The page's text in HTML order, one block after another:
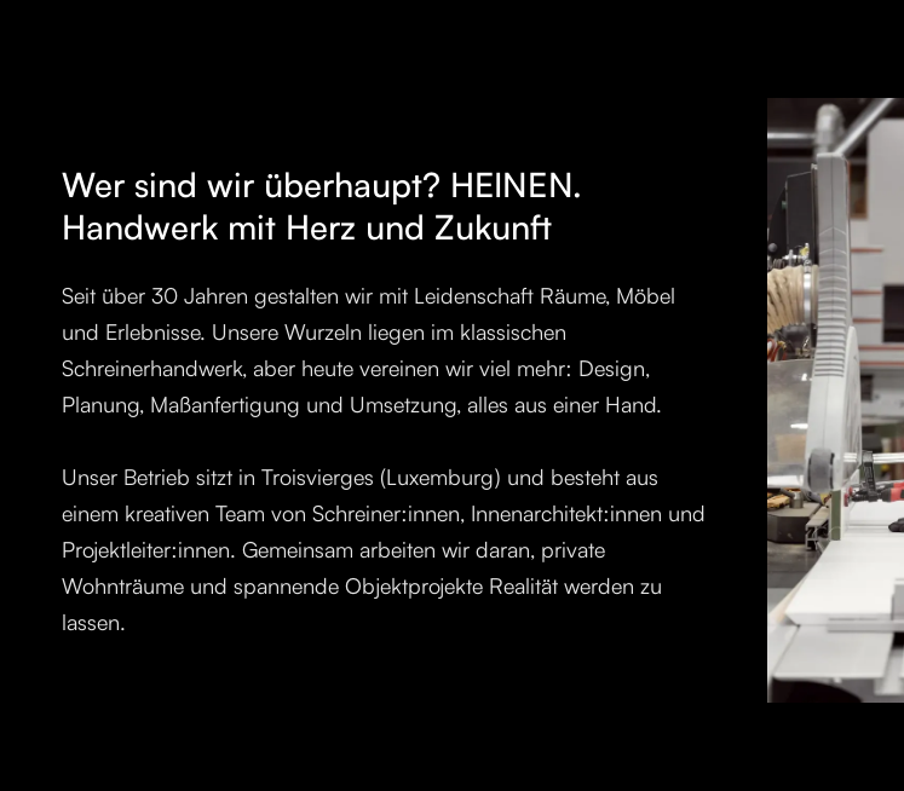
Wer sind wir überhaupt? HEINEN.
Handwerk mit Herz und Zukunft
Seit über 30 Jahren gestalten wir mit Leidenschaft Räume, Möbel
und Erlebnisse. Unsere Wurzeln liegen im klassischen
Schreinerhandwerk, aber heute vereinen wir viel mehr: Design,
Planung, Maßanfertigung und Umsetzung, alles aus einer Hand.
Unser Betrieb sitzt in Troisvierges (Luxemburg) und besteht aus
einem kreativen Team von Schreiner:innen, Innenarchitekt:innen und
Projektleiter:innen. Gemeinsam arbeiten wir daran, private
Wohnträume und spannende Objektprojekte Realität werden zu
lassen.